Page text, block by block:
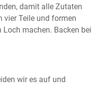
damit alle Zutaten
vier Teile und formen
Loch machen. Backen bei
wir es auf und